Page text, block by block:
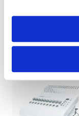
Urządzenie z